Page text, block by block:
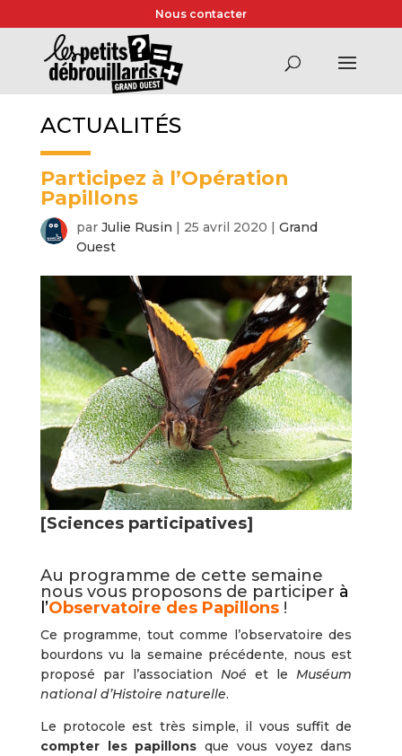
Nous contacter
ACTUALITÉS
Participez à l’Opération
Papillons
par Julie Rusin | 25 avril 2020 | Grand
Ouest
[Sciences participatives]
Au programme de cette semaine
nous vous proposons de participer à
l’Observatoire des Papillons!
Ce programme, tout comme l’observatoire des
bourdons vu la semaine précédente, nous est
proposé par l’associationNoé et leMuséum
national d’Histoire naturelle.
Le protocole est très simple, il vous suffit de
compter les papillons que vous voyez dans